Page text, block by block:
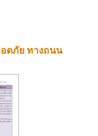
ดภัย ทางถนน